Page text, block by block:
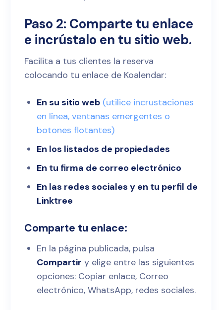
Paso 2: Comparte tu enlace
e incrústalo en tu sitio web.
Facilita a tus clientes la reserva
colocando tu enlace de Koalendar:
En su sitio web (utilice incrustaciones
en línea, ventanas emergentes o
botones flotantes)
En los listados de propiedades
En tu firma de correo electrónico
En las redes sociales y en tu perfil de
Linktree
Comparte tu enlace:
En la página publicada, pulsa
Compartir y elige entre las siguientes
opciones: Copiar enlace, Correo
electrónico, WhatsApp, redes sociales.